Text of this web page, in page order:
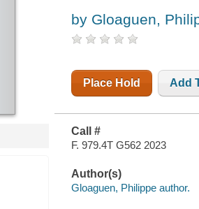
by Gloaguen,
Place Hold Add
Call #
F. 979.4T G562 2023
Author(s)
Gloaguen, Philippe author.